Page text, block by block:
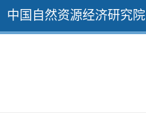
中国自然资源经济研究院